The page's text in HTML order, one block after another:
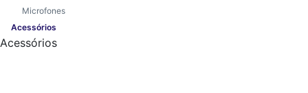
Microfones
Acessórios
Acessórios